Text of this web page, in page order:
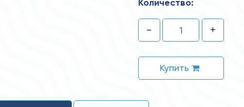
Количество:
- +
Купить